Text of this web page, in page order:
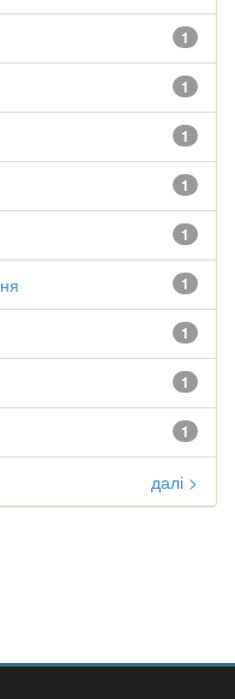
1
1
1
1
1
1
1
1
1
далі >